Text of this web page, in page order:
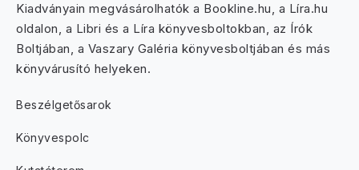
Kiadványain megvásárolhatók a Bookline.hu, a Líra.hu
oldalon, a Libri és a Líra könyvesboltokban, az Írók
Boltjában, a Vaszary Galéria könyvesboltjában és más
könyvárusító helyeken.
Beszélgetősarok
Könyvespolc